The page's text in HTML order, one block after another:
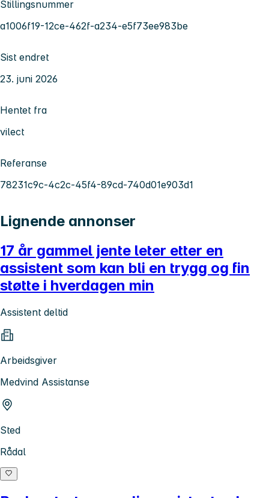
Stillingsnummer
a1006f19-12ce-462f-a234-e5f73ee983be
Sist endret
23. juni 2026
Hentet fra
vilect
Referanse
78231c9c-4c2c-45f4-89cd-740d01e903d1
Lignende annonser
17 år gammel jente leter etter en
assistent som kan bli en trygg og fin
støtte i hverdagen min
Assistent deltid
Arbeidsgiver
Medvind Assistanse
Sted
Rådal